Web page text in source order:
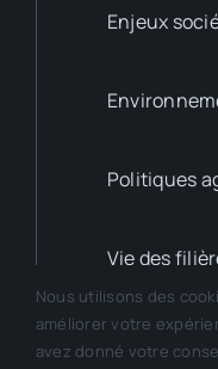
Enjeux
Politiques
Vie des
Nous utilisons des
améliorer votre
avez donné votre